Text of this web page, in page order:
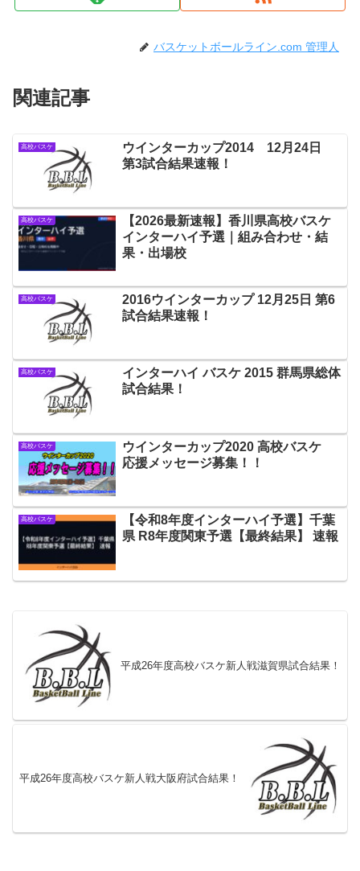
バスケットボールライン.com 管理人
関連記事
高校バスケ
ウインターカップ2014 12月24日
第3試合結果速報！
高校バスケ
【2026最新速報】香川県高校バスケ
インターハイ予選｜組み合わせ・結
果・出場校
高校バスケ
2016ウインターカップ 12月25日 第6
試合結果速報！
高校バスケ
インターハイ バスケ 2015 群馬県総体
試合結果！
高校バスケ
ウインターカップ2020 高校バスケ
応援メッセージ募集！！
高校バスケ
【令和8年度インターハイ予選】千葉
県 R8年度関東予選【最終結果】 速報
平成26年度高校バスケ新人戦滋賀県試合結果！
平成26年度高校バスケ新人戦大阪府試合結果！